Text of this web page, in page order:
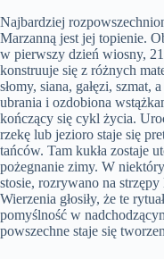
Najbardziej
Marzanną jest jej topienie.
w pierwszy dzień wiosny,
konstruuje się z różnych
słomy, siana, gałęzi, szmat,
ubrania i ozdobiona
kończący się cykl życia.
rzekę lub jezioro staje się
tańców. Tam kukła zostaje
pożegnanie zimy. W
stosie, rozrywano na
Wierzenia głosiły, że te
pomyślność w
powszechne staje się